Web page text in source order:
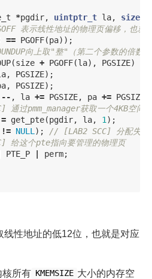
*pgdir, uintptr_t la,
size_t
表示线性地址的物理页偏移，也就
== PGOFF(pa));
向上取"整"（第二个参数的倍数）
(size + PGOFF(la), PGSIZE)
, PGSIZE);
, PGSIZE);
-- , la += PGSIZE, pa += PGSIZE
过pmm_manager获取一个4KB空间
= get_pte(pgdir, la, 1 );
!= NULL );
// [LAB2 SCC] 分配失败
给这个pte指向要管理的物理页
PTE_P perm;
线性地址的低12位，也就是对应
核所有 KMEMSIZE 大小的内存空